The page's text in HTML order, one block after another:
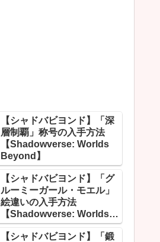
【シャドバビヨンド】「深
層制覇」称号の入手方法
【Shadowverse: Worlds
Beyond】
【シャドバビヨンド】「グ
ルーミーガール・モエル」
絵違いの入手方法
【Shadowverse: Worlds
Beyond】
【シャドバビヨンド】「鍛